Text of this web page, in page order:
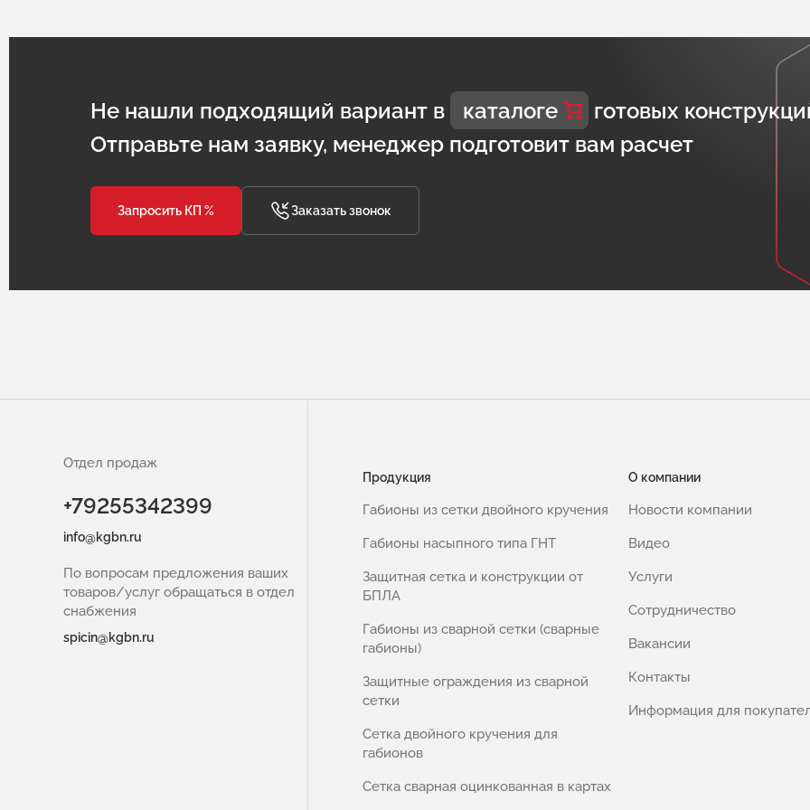
Не нашли подходящий вариант в каталоге
готовых
Отправьте нам заявку, менеджер подготовит вам расчет
Запросить КП % Заказать звонок
Отдел продаж
+79255342399
info@kgbn.ru
По вопросам предложения ваших
товаров/услуг обращаться в отдел
снабжения
spicin@kgbn.ru
Продукция
Габионы из сетки двойного кручения
Габионы насыпного типа ГНТ
Защитная сетка и конструкции от
БПЛА
Габионы из сварной сетки (сварные
габионы)
Защитные ограждения из сварной
сетки
Сетка двойного кручения для
габионов
Сетка сварная оцинкованная в картах
О компании
Новости компании
Видео
Услуги
Сотрудничество
Вакансии
Контакты
Информация для